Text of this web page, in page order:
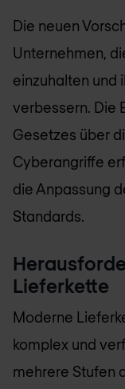
Die neuen
Unternehmen,
einzuhalten und
verbessern. Die
Gesetzes über
Cyberangriffe
die Anpassung
Standards.
Lieferkette
Moderne
komplex und
mehrere Stufen